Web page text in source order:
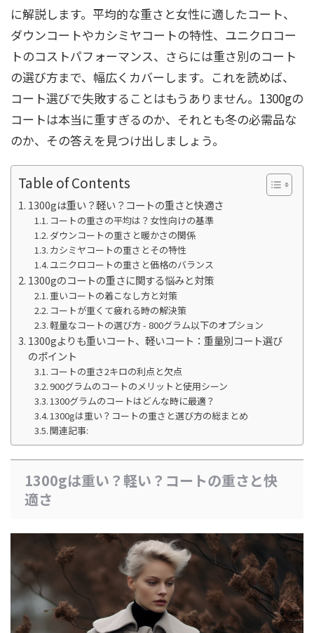
に解説します。平均的な重さと女性に適したコート、
ダウンコートやカシミヤコートの特性、ユニクロコー
トのコストパフォーマンス、さらには重さ別のコート
の選び方まで、幅広くカバーします。これを読めば、
コート選びで失敗することはもうありません。1300gの
コートは本当に重すぎるのか、それとも冬の必需品な
のか、その答えを見つけ出しましょう。
Table of Contents
1300gは重い？軽い？コートの重さと快適さ
コートの重さの平均は？女性向けの基準
ダウンコートの重さと暖かさの関係
カシミヤコートの重さとその特性
ユニクロコートの重さと価格のバランス
1300gのコートの重さに関する悩みと対策
重いコートの着こなし方と対策
コートが重くて疲れる時の解決策
軽量なコートの選び方 - 800グラム以下のオプション
1300gよりも重いコート、軽いコート：重量別コート選び
のポイント
コートの重さ2キロの利点と欠点
900グラムのコートのメリットと使用シーン
1300グラムのコートはどんな時に最適？
1300gは重い？コートの重さと選び方の総まとめ
関連記事:
1300gは重い？軽い？コートの重さと快
適さ